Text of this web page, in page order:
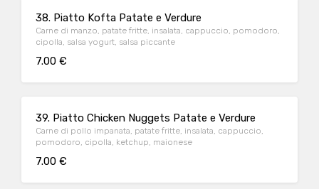
38. Piatto Kofta Patate e Verdure
Carne di manzo, patate fritte, insalata, cappuccio, pomodoro,
cipolla, salsa yogurt, salsa piccante
7.00 €
39. Piatto Chicken Nuggets Patate e Verdure
Carne di pollo impanata, patate fritte, insalata, cappuccio,
pomodoro, cipolla, ketchup, maionese
7.00 €